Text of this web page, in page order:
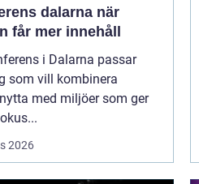
dalarna när
får mer innehåll
i Dalarna passar
som vill kombinera
med miljöer som ger
2026